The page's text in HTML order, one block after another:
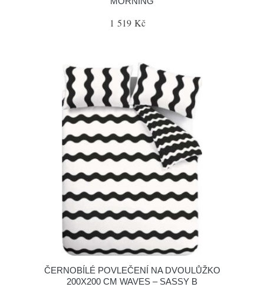
1 519 Kč
ČERNOBÍLÉ POVLEČENÍ NA DVOULŮŽKO
200X200 CM WAVES – SASSY B